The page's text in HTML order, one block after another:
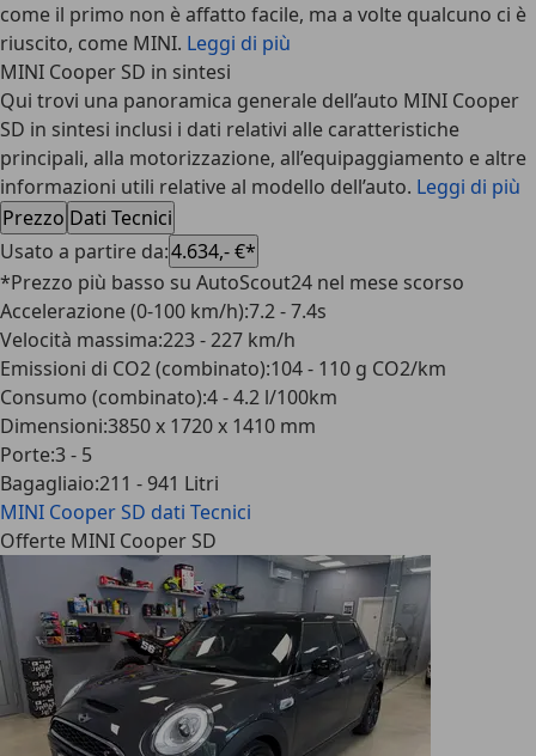
come il primo non è affatto facile, ma a volte qualcuno ci è
riuscito, come MINI. Leggi di più
MINI Cooper SD in sintesi
Qui trovi una panoramica generale dell’auto MINI Cooper
SD in sintesi inclusi i dati relativi alle caratteristiche
principali, alla motorizzazione, all’equipaggiamento e altre
informazioni utili relative al modello dell’auto. Leggi di più
Prezzo Dati Tecnici
Usato a partire da:4.634,- €*
*Prezzo più basso su AutoScout24 nel mese scorso
Accelerazione (0-100 km/h):7.2 - 7.4s
Velocità massima:223 - 227 km/h
Emissioni di CO2 (combinato):104 - 110 g CO2/km
Consumo (combinato):4 - 4.2 l/100km
Dimensioni:3850 x 1720 x 1410 mm
Porte:3 - 5
Bagagliaio:211 - 941 Litri
MINI Cooper SD dati Tecnici
Offerte MINI Cooper SD